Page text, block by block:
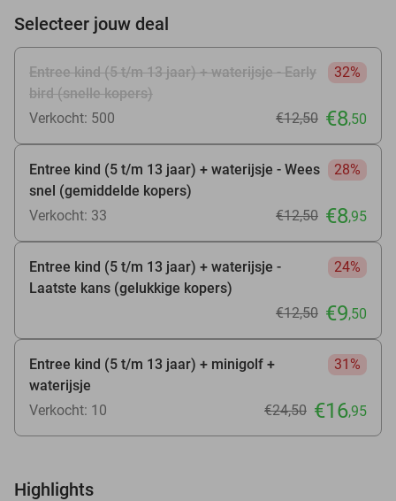
Selecteer jouw deal
Entree kind (5 t/m 13 jaar) + waterijsje - Early
bird (snelle kopers)
32%
Verkocht: 500 €12,50 €8,50
Entree kind (5 t/m 13 jaar) + waterijsje - Wees
snel (gemiddelde kopers)
28%
Verkocht: 33 €12,50 €8,95
Entree kind (5 t/m 13 jaar) + waterijsje -
Laatste kans (gelukkige kopers)
24%
€12,50 €9,50
Entree kind (5 t/m 13 jaar) + minigolf +
waterijsje
31%
Verkocht: 10 €24,50 €16,95
Highlights